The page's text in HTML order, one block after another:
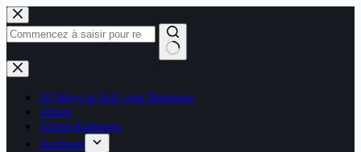
Passer
au
contenu
Aucun
résultat
50 Ways to Kill your Business
About
About Kablages
Archives